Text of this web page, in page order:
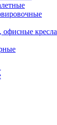
офисные кресла